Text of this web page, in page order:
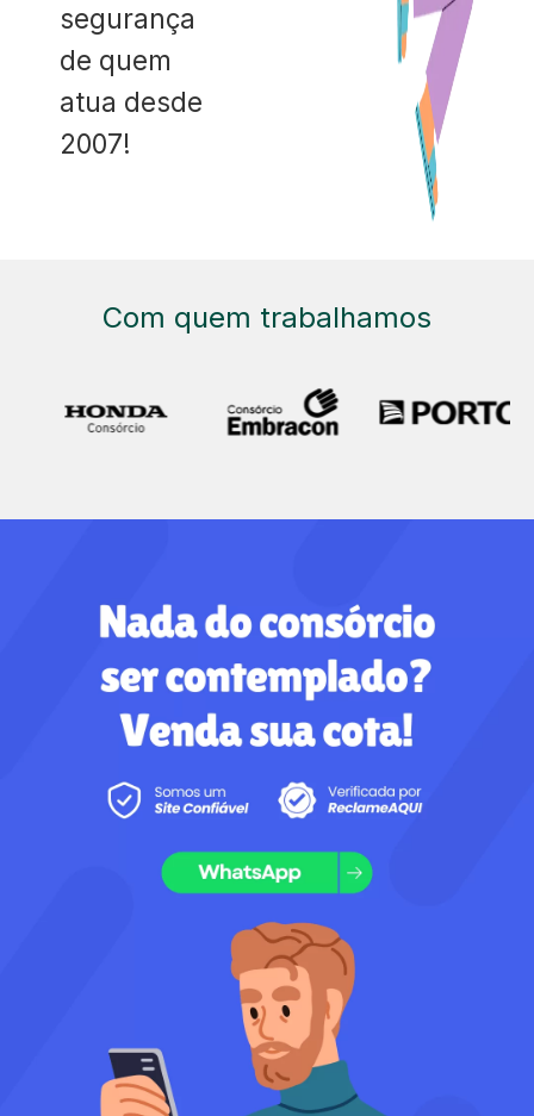
segurança
de quem
atua desde
2007!
Com quem trabalhamos